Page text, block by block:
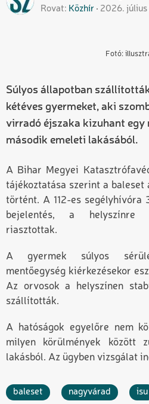
Rovat Közhír 2026. július
Fotó:
Súlyos állapotban
kétéves gyermeket, aki
virradó éjszaka kizuhant egy
második emeleti lakásából.
A Bihar Megyei
tájékoztatása szerint a baleset
történt. A 112-es segélyhívóra
bejelentés, a helyszínre
riasztottak.
A gyermek súlyos
mentőegység kiérkezésekor
Az orvosok a helyszínen
szállították.
A hatóságok egyelőre nem
milyen körülmények között
lakásból. Az ügyben vizsgálat
baleset nagyvárad isu